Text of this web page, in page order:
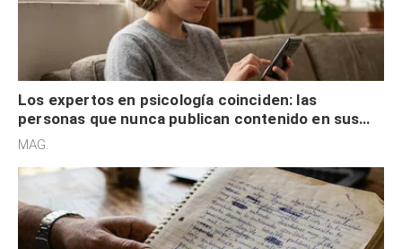
Los expertos en psicología coinciden: las
personas que nunca publican contenido en sus
redes sociales no pretenden buscar validación
externa